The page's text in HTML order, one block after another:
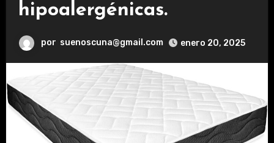
hipoalergénicas.
por suenoscuna@gmail.com enero 20, 2025